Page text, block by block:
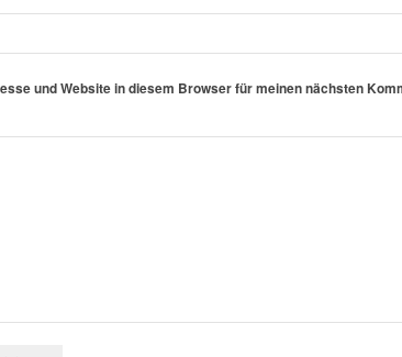
und Website in diesem Browser für meinen nächsten